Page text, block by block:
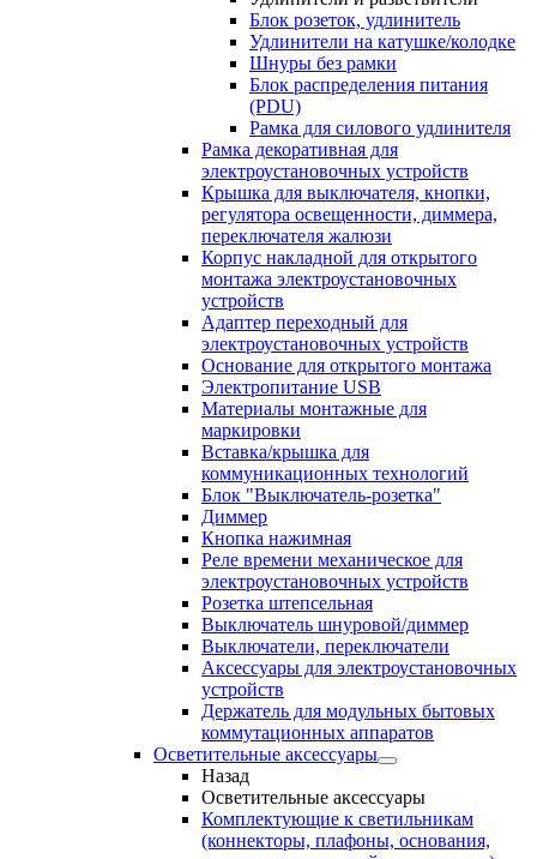
Блок розеток, удлинитель
Удлинители на катушке/колодке
Шнуры без рамки
Блок распределения питания
(PDU)
Рамка для силового удлинителя
Рамка декоративная для
электроустановочных устройств
Крышка для выключателя, кнопки,
регулятора освещенности, диммера,
переключателя жалюзи
Корпус накладной для открытого
монтажа электроустановочных
устройств
Адаптер переходный для
электроустановочных устройств
Основание для открытого монтажа
Электропитание USB
Материалы монтажные для
маркировки
Вставка/крышка для
коммуникационных технологий
Блок "Выключатель-розетка"
Диммер
Кнопка нажимная
Реле времени механическое для
электроустановочных устройств
Розетка штепсельная
Выключатель шнуровой/диммер
Выключатели, переключатели
Аксессуары для электроустановочных
устройств
Держатель для модульных бытовых
коммутационных аппаратов
Осветительные аксессуары
Назад
Осветительные аксессуары
Комплектующие к светильникам
(коннекторы, плафоны, основания,